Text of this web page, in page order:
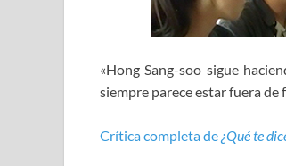
«Hong Sang-soo sigue
siempre parece estar fuera de
Crítica completa de ¿Qué te